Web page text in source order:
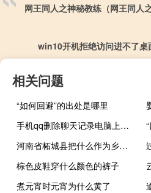
网王同人之神秘教练（网王同人
win10开机拒绝访问进不了桌
相关问题
“如何回避”的出处是哪里
手机qq删除聊天记录电脑上还有吗（手机qq怎么删除聊天记录）
河南省柘城县把什么作为乡村振兴支柱产业（河南省柘城县把什么作为）
棕色皮鞋穿什么颜色的裤子
煮元宵时元宵为什么黄了